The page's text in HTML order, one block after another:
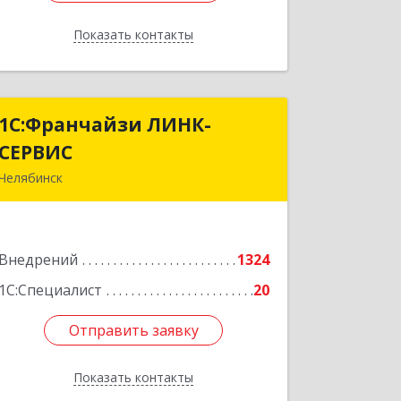
Показать контакты
Назад
1С:Франчайзи ЛИНК-
СЕРВИС
Внедрений
1324
1С:Специалист
20
Отправить заявку
Показать контакты
1С:Франчайзи ЛИНК-
Подробнее
Отправить заявку
Назад